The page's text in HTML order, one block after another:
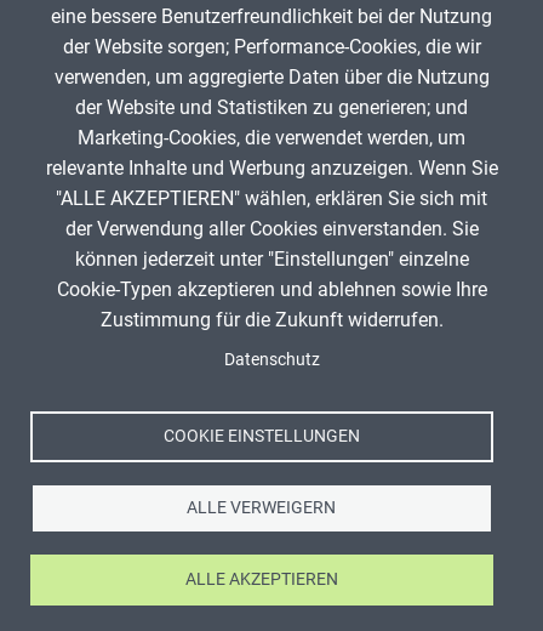
App melden
Infos zum Urheberrecht
Titel, Jahr: snowflakes
Autor:
JHN (Author)
Lizenz:CC0 1.0 Universell (CC0 1.0) Public Domain
Dedication
http://www.canva.com
ANZEIGE
Spenden
Impressum
eine bessere Benutzerfreundlichkeit bei der Nutzung
der Website sorgen; Performance-Cookies, die wir
verwenden, um aggregierte Daten über die Nutzung
der Website und Statistiken zu generieren; und
Marketing-Cookies, die verwendet werden, um
relevante Inhalte und Werbung anzuzeigen. Wenn Sie
"ALLE AKZEPTIEREN" wählen, erklären Sie sich mit
der Verwendung aller Cookies einverstanden. Sie
können jederzeit unter "Einstellungen" einzelne
Cookie-Typen akzeptieren und ablehnen sowie Ihre
Zustimmung für die Zukunft widerrufen.
Datenschutz
COOKIE EINSTELLUNGEN
ALLE VERWEIGERN
ALLE AKZEPTIEREN
Ⓒ Zentrale für Unterrichtsmedien im Internet e.V. 2026